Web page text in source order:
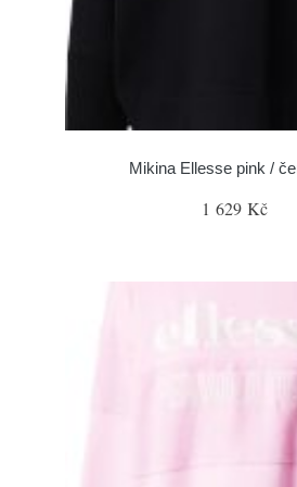
Mikina Ellesse pink /
1 629 Kč